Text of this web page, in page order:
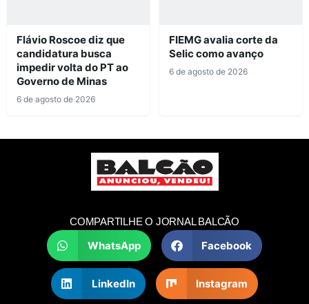
Flávio Roscoe diz que
candidatura busca
impedir volta do PT ao
Governo de Minas
6 de agosto de 2026
FIEMG avalia corte da
Selic como avanço
6 de agosto de 2026
COMPARTILHE O JORNAL BALCÃO
WhatsApp Facebook
LinkedIn Instagram